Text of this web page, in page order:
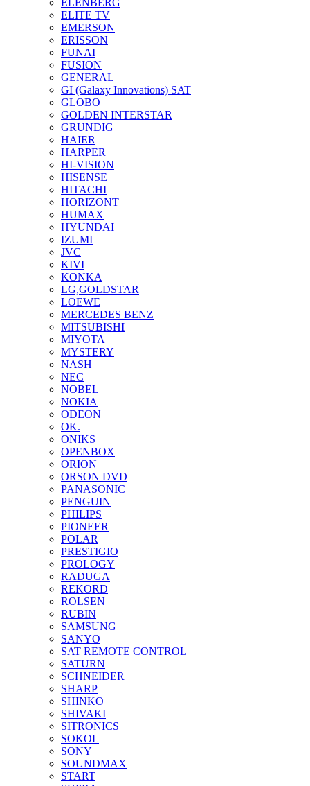
ELENBERG
ELITE TV
EMERSON
ERISSON
FUNAI
FUSION
GENERAL
GI (Galaxy Innovations) SAT
GLOBO
GOLDEN INTERSTAR
GRUNDIG
HAIER
HARPER
HI-VISION
HISENSE
HITACHI
HORIZONT
HUMAX
HYUNDAI
IZUMI
JVC
KIVI
KONKA
LG,GOLDSTAR
LOEWE
MERCEDES BENZ
MITSUBISHI
MIYOTA
MYSTERY
NASH
NEC
NOBEL
NOKIA
ODEON
OK.
ONIKS
OPENBOX
ORION
ORSON DVD
PANASONIC
PENGUIN
PHILIPS
PIONEER
POLAR
PRESTIGIO
PROLOGY
RADUGA
REKORD
ROLSEN
RUBIN
SAMSUNG
SANYO
SAT REMOTE CONTROL
SATURN
SCHNEIDER
SHARP
SHINKO
SHIVAKI
SITRONICS
SOKOL
SONY
SOUNDMAX
START